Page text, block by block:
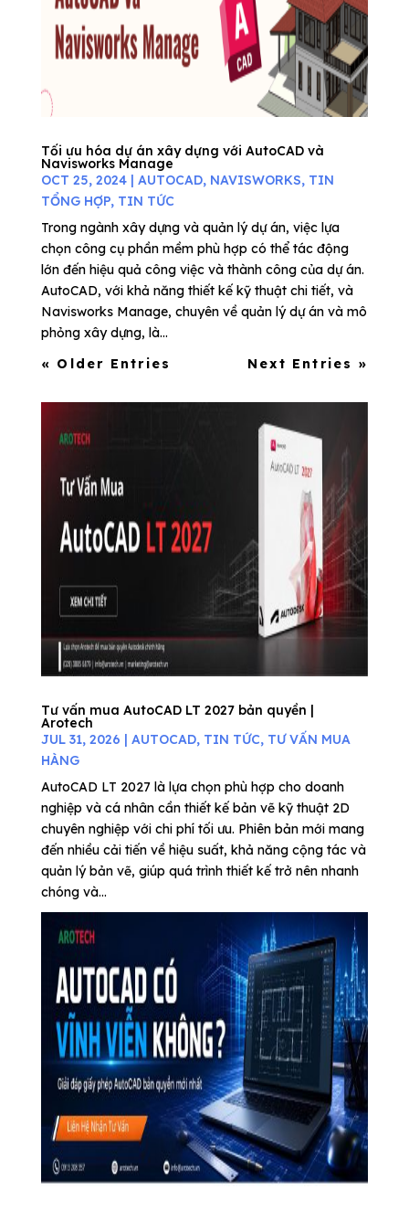
Tối ưu hóa dự án xây dựng với AutoCAD và
Navisworks Manage
OCT 25, 2024| AUTOCAD, NAVISWORKS, TIN
TỔNG HỢP, TIN TỨC
Trong ngành xây dựng và quản lý dự án, việc lựa
chọn công cụ phần mềm phù hợp có thể tác động
lớn đến hiệu quả công việc và thành công của dự án.
AutoCAD, với khả năng thiết kế kỹ thuật chi tiết, và
Navisworks Manage, chuyên về quản lý dự án và mô
phỏng xây dựng, là...
« Older Entries
Next Entries »
Tư vấn mua AutoCAD LT 2027 bản quyền |
Arotech
JUL 31, 2026 | AUTOCAD, TIN TỨC, TƯ VẤN MUA
HÀNG
AutoCAD LT 2027 là lựa chọn phù hợp cho doanh
nghiệp và cá nhân cần thiết kế bản vẽ kỹ thuật 2D
chuyên nghiệp với chi phí tối ưu. Phiên bản mới mang
đến nhiều cải tiến về hiệu suất, khả năng cộng tác và
quản lý bản vẽ, giúp quá trình thiết kế trở nên nhanh
chóng và...